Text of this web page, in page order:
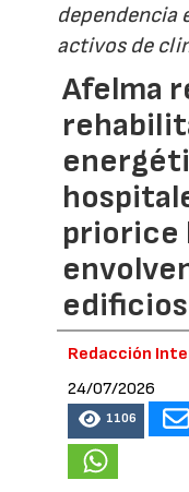
dependencia
activos de
Afelma
priorice
edificios
Redacción
24/07/2026
1106